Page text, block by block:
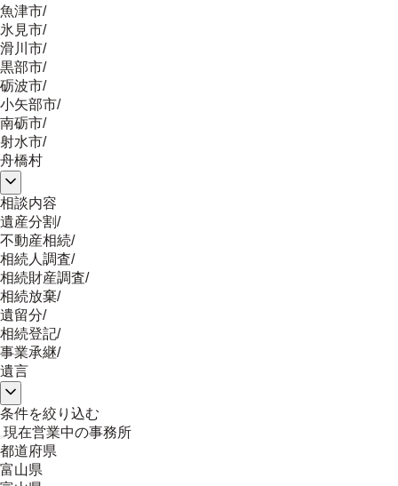
魚津市/
氷見市/
滑川市/
黒部市/
砺波市/
小矢部市/
南砺市/
射水市/
舟橋村
相談内容
遺産分割/
不動産相続/
相続人調査/
相続財産調査/
相続放棄/
遺留分/
相続登記/
事業承継/
遺言
条件を絞り込む
現在営業中の事務所
都道府県
富山県